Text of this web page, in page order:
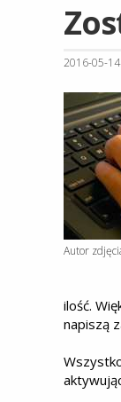
2016-05-
Autor
ilość.
napiszą